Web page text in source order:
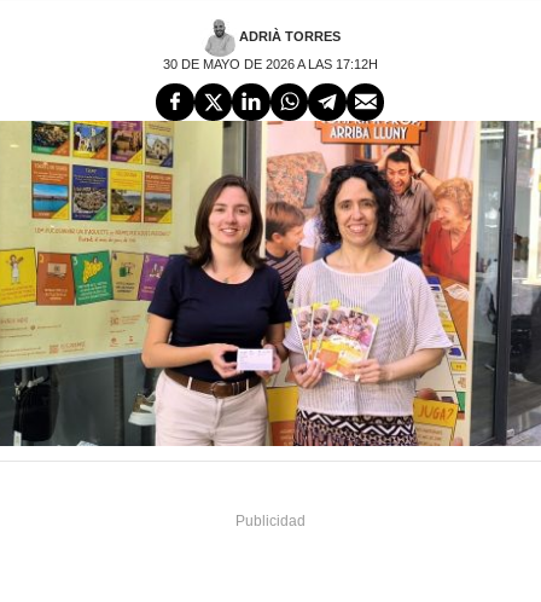
ADRIÀ TORRES
30 DE MAYO DE 2026 A LAS 17:12H